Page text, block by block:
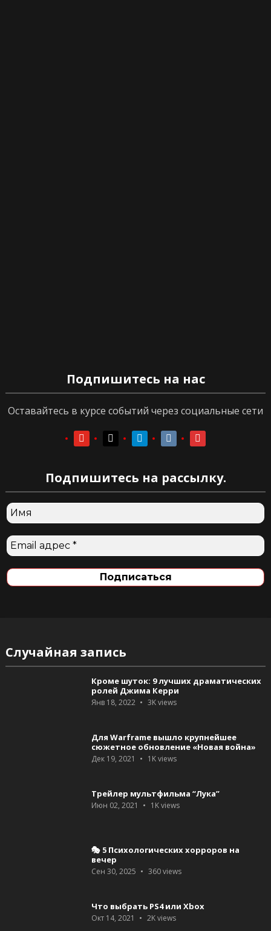
Подпишитесь на нас
Оставайтесь в курсе событий через социальные сети
youtubeyoutubetelegramvkontaktevkontakte
Подпишитесь на рассылку.
Случайная запись
Кроме шуток: 9 лучших драматических
ролей Джима Керри
Янв 18, 2022 3Kviews
Для Warframe вышло крупнейшее
сюжетное обновление «Новая война»
Дек 19, 2021 1Kviews
Трейлер мультфильма “Лука”
Июн 02, 2021 1Kviews
🎭 5 Психологических хорроров на
вечер
Сен 30, 2025 360views
Что выбрать PS4 или Xbox
Окт 14, 2021 2Kviews